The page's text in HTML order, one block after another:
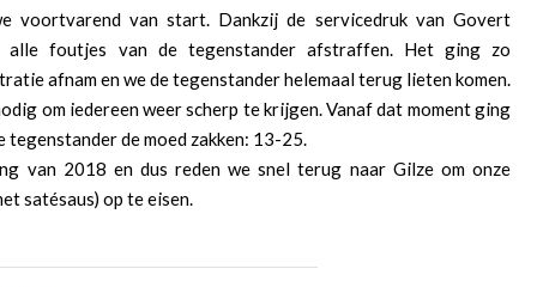
voortvarend van start. Dankzij de servicedruk van Govert
alle foutjes van de tegenstander afstraffen. Het ging zo
afnam en we de tegenstander helemaal terug lieten komen.
om iedereen weer scherp te krijgen. Vanaf dat moment ging
tegenstander de moed zakken: 13-25.
van 2018 en dus reden we snel terug naar Gilze om onze
satésaus) op te eisen.